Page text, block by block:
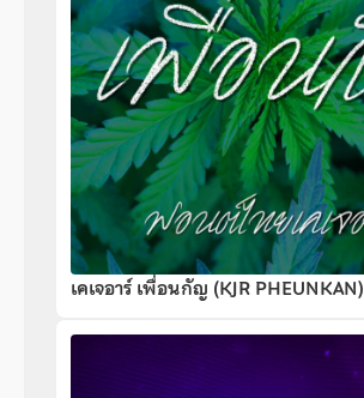
เคเจอาร์ เพื่อนกัญ (KJR PHEUNKAN)